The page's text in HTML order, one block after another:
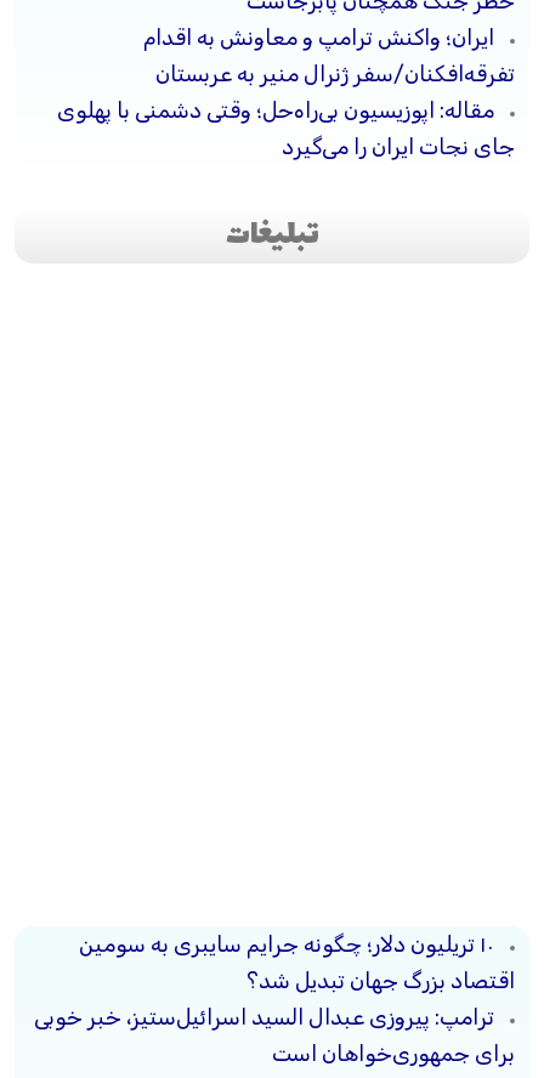
ایران؛ واکنش ترامپ و معاونش به اقدام
تفرقه‌افکنان/سفر ژنرال منیر به عربستان
مقاله: اپوزیسیون بی‌راه‌حل؛ وقتی دشمنی با پهلوی
جای نجات ایران را می‌گیرد
تبلیغات
۱۰ تریلیون دلار؛ چگونه جرایم سایبری به سومین
اقتصاد بزرگ جهان تبدیل شد؟
ترامپ: پیروزی عبدال السید اسرائیل‌ستیز، خبر خوبی
برای جمهوری‌خواهان است